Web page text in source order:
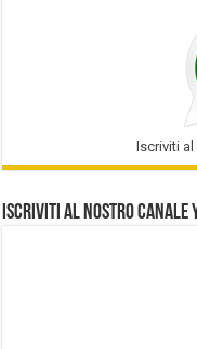
Iscriviti
Iscriviti al nostro Canale